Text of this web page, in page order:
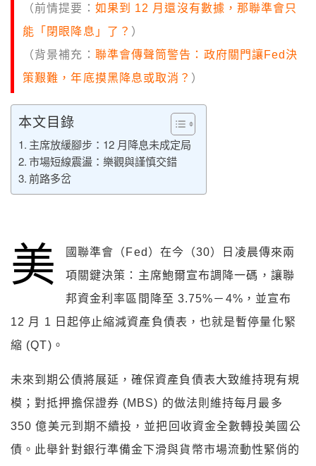
（前情提要： 如果到 12 月還沒有數據，那聯準會只
能「閉眼降息」了？ ）
（背景補充： 聯準會傳聲筒警告：政府關門讓Fed決
策艱難，年底摸黑降息或取消？ ）
本文目錄
主席放緩腳步：12 月降息未成定局
市場短線震盪：樂觀與謹慎交錯
前路多岔
美
國聯準會（Fed）在今（30）日凌晨傳來兩
項關鍵決策：主席鮑爾宣布調降一碼，讓聯
邦資金利率區間降至 3.75%－4%，並宣布
12 月 1 日起停止縮減資產負債表，也就是暫停量化緊
縮 (QT)。
未來到期公債將展延，確保資產負債表大致維持現有規
模；對抵押擔保證券 (MBS) 的做法則維持每月最多
350 億美元到期不續投，並把回收資金全數轉投美國公
債。此舉針對銀行準備金下滑與貨幣市場流動性緊俏的